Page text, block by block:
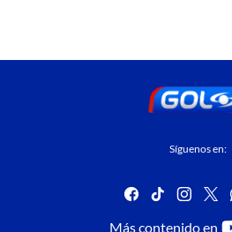
Síguenos en:
facebook
tiktok
Más contenido en